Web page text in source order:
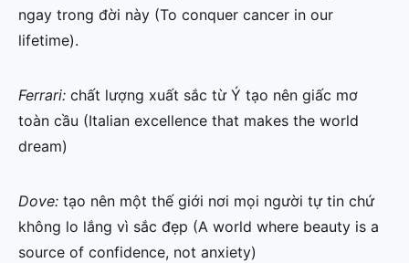
ngay trong đời này (To conquer cancer in our
lifetime).
Ferrari: chất lượng xuất sắc từ Ý tạo nên giấc mơ
toàn cầu (Italian excellence that makes the world
dream)
Dove: tạo nên một thế giới nơi mọi người tự tin chứ
không lo lắng vì sắc đẹp (A world where beauty is a
source of confidence, not anxiety)